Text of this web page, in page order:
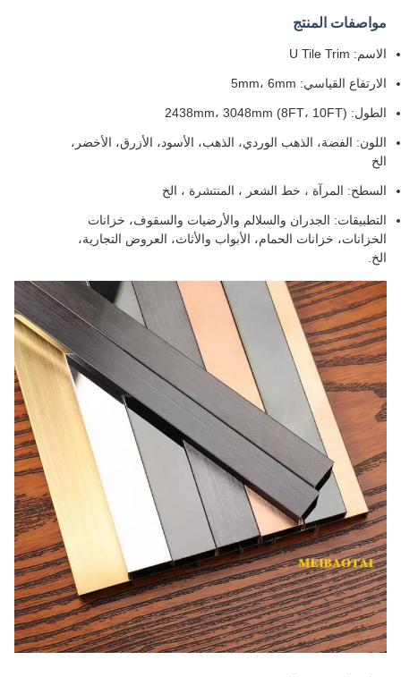
مواصفات المنتج
الاسم: U Tile Trim
الارتفاع القياسي: 5mm، 6mm
الطول: 2438mm، 3048mm (8FT، 10FT)
اللون: الفضة، الذهب الوردي، الذهب، الأسود، الأزرق، الأخضر،
الخ
السطح: المرآة ، خط الشعر ، المنتشرة ، الخ
التطبيقات: الجدران والسلالم والأرضيات والسقوف، خزانات
الخزانات، خزانات الحمام، الأبواب والأثاث، العروض التجارية،
الخ.